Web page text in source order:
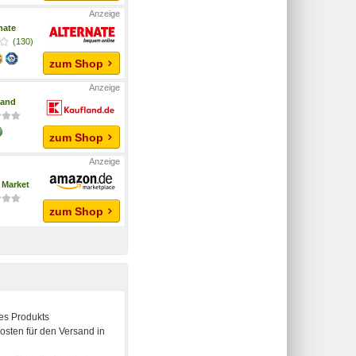
(130)
zum Shop
zum Shop
zum Shop